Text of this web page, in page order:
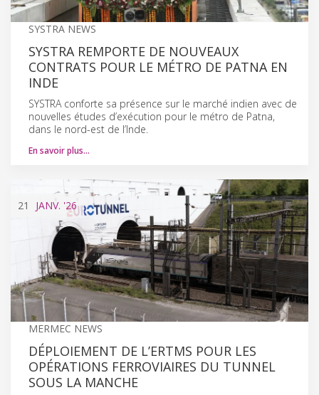
SYSTRA NEWS
SYSTRA REMPORTE DE NOUVEAUX
CONTRATS POUR LE MÉTRO DE PATNA EN
INDE
SYSTRA conforte sa présence sur le marché indien avec de
nouvelles études d’exécution pour le métro de Patna,
dans le nord-est de l’Inde.
En savoir plus…
21 JANV. '26
MERMEC NEWS
DÉPLOIEMENT DE L’ERTMS POUR LES
OPÉRATIONS FERROVIAIRES DU TUNNEL
SOUS LA MANCHE